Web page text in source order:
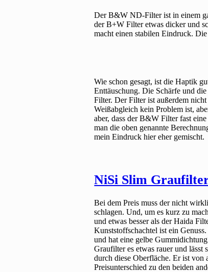
Der B&W ND-Filter ist in einem
der B+W Filter etwas dicker und
macht einen stabilen Eindruck.
Wie schon gesagt, ist die Haptik
Enttäuschung. Die Schärfe und
Filter. Der Filter ist außerdem
Weißabgleich kein Problem ist,
aber, dass der B&W Filter fast
man die oben genannte
mein Eindruck hier eher gemischt.
NiSi Slim
Bei dem Preis muss der nicht
schlagen. Und, um es kurz zu
und etwas besser als der Haida
Kunststoffschachtel ist ein
und hat eine gelbe
Graufilter es etwas rauer und lässt
durch diese Oberfläche. Er ist von
Preisunterschied zu den beiden